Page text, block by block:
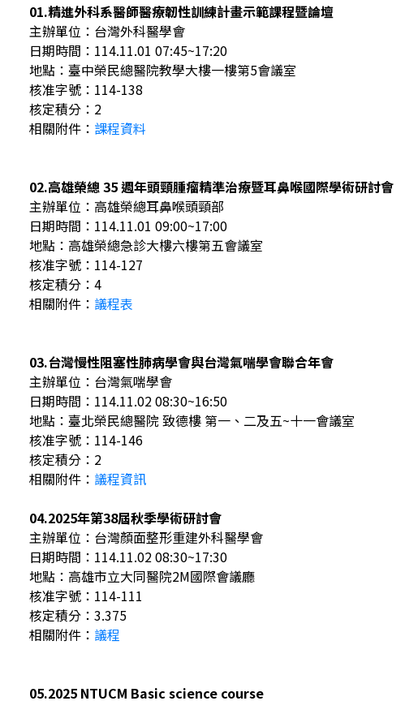
01.精進外科系醫師醫療韌性訓練計畫示範課程暨論壇
主辦單位：台灣外科醫學會
日期時間：114.11.01 07:45~17:20
地點：臺中榮民總醫院教學大樓一樓第5會議室
核准字號：114-138
核定積分：2
相關附件 ： 課程資料
02.高雄榮總 35 週年頭頸腫瘤精準治療暨耳鼻喉國際學術研討會
主辦單位：高雄榮總耳鼻喉頭頸部
日期時間：114.11.01 09:00~17:00
地點：高雄榮總急診大樓六樓第五會議室
核准字號：114-127
核定積分：4
相關附件： 議程表
03.台灣慢性阻塞性肺病學會與台灣氣喘學會聯合年會
主辦單位：台灣氣喘學會
日期時間：114.11.02 08:30~16:50
地點：臺北榮民總醫院 致德樓 第一、二及五~十一會議室
核准字號：114-146
核定積分：2
相關附件： 議程資訊
04.2025年第38屆秋季學術研討會
主辦單位：台灣顏面整形重建外科醫學會
日期時間：114.11.02 08:30~17:30
地點：高雄市立大同醫院2M國際會議廳
核准字號：114-111
核定積分：3.375
相關附件： 議程
05.2025 NTUCM Basic science course